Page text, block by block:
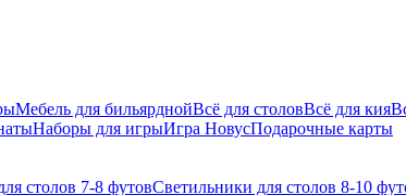
Мебель для бильярднойВсё для столовВсё для кия
Наборы для игрыИгра НовусПодарочные карты
столов 7-8 футовСветильники для столов 8-10